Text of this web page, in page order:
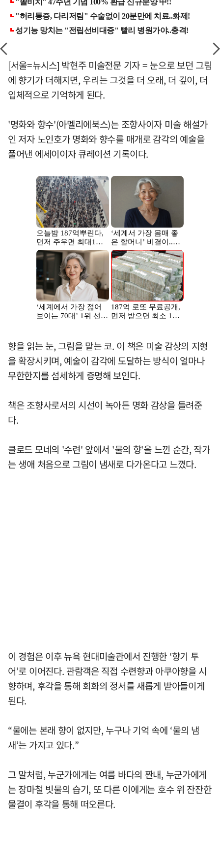
[서울=뉴시스] 박현주 미술전문 기자 = 눈으로 보던 그림
에 향기가 더해지면, 우리는 그것을 더 오래, 더 깊이, 더
입체적으로 기억하게 된다.
'명화와 향수'(아멜리에북스)는 조향사이자 미술 해설가
인 저자 노인호가 명화와 향수를 매개로 감각의 예술을
풀어낸 에세이이자 큐레이션 기록이다.
향을 읽는 눈, 그림을 맡는 코. 이 책은 미술 감상의 지형
을 확장시키며, 예술이 감각에 도달하는 방식이 얼마나
무한한지를 섬세하게 증명해 보인다.
책은 조향사로서의 시선이 녹아든 명화 감상을 들려준
다.
클로드 모네의 '수련' 앞에서 '물의 향'을 느낀 순간, 작가
는 생애 처음으로 그림이 냄새로 다가온다고 느꼈다.
이 경험은 이후 뉴욕 현대미술관에서 진행한 ‘향기 투
어’로 이어진다. 관람객은 직접 수련향과 아쿠아향을 시
향하며, 후각을 통해 회화의 정서를 새롭게 받아들이게
된다.
“물에는 본래 향이 없지만, 누구나 기억 속에 ‘물의 냄
새’는 가지고 있다.”
그 말처럼, 누군가에게는 여름 바다의 짠내, 누군가에게
는 장마철 빗물의 습기, 또 다른 이에게는 호수 위 잔잔한
물결이 후각을 통해 떠오른다.